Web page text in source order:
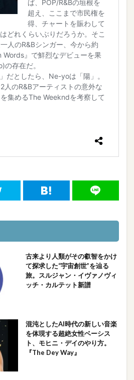
古来より人類がその叡智をかけ
て探求した“宇宙創世”を辿る
旅。スルジャン・イヴァノヴィ
ッチ・カルテット新譜
混沌としたAI時代の新しい音楽
を体現する超絶女性ベーシス
ト、モヒニ・デイのやり方。
『The Dey Way』